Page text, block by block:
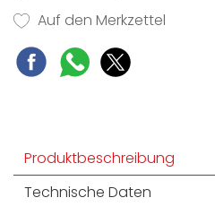
Auf den Merkzettel
Produktbeschreibung
Technische Daten